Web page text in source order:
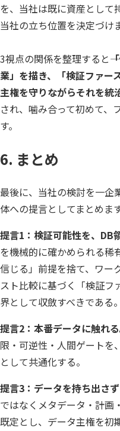
を、当社は既に資産として
当社の立ち位置を決定づけ
3視点の関係を整理すると――
業」を描き、「検証ファー
主権を守りながらそれを統
され、噛み合って初めて、
す。
6. まとめ
最後に、当社の検討を一企
体への提言としてまとめます
提言1：検証可能性を、DB
を機械的に確かめられる稀
信じる」前提を捨て、ワー
スト比較に基づく「検証フ
界として収斂すべきである。
提言2：本番データに触れ
限・可逆性・人間ゲートを
として共通化する。
提言3：データを持ち出さ
ではなくメタデータ・計画
既定とし、データ主権を初